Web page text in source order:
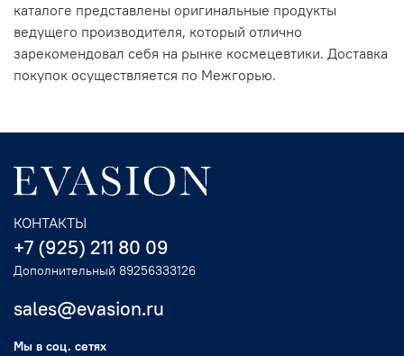
каталоге представлены оригинальные продукты
ведущего производителя, который отлично
зарекомендовал себя на рынке космецевтики. Доставка
покупок осуществляется по Межгорью.
КОНТАКТЫ
+7 (925) 211 80 09
Дополнительный 89256333126
sales@evasion.ru
Мы в соц. сетях